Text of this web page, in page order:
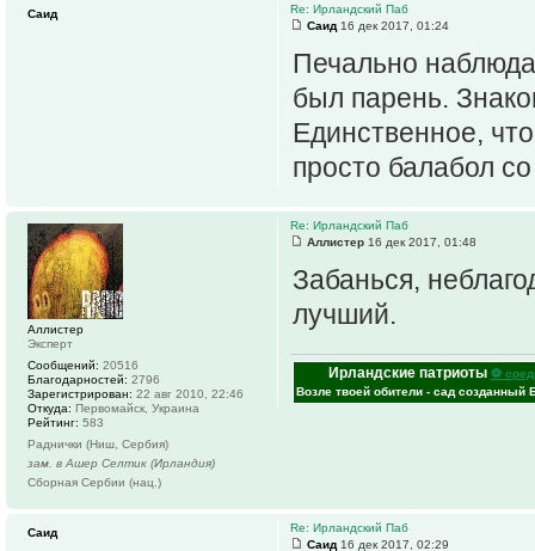
Re: Ирландский Паб
Саид 16 дек 2017, 01:24
Печально
был парень.
Единственное,
просто балабол
Саид
Re: Ирландский Паб
Аллистер 16 дек 2017, 01:48
Забанься,
лучший.
Ирландские патриоты ⚽
Возле твоей обители - сад созданный
Аллистер
Эксперт
Сообщений: 20516
Благодарностей: 2796
Зарегистрирован: 22 авг 2010, 22:46
Откуда: Первомайск, Украина
Рейтинг: 583
Раднички (Ниш, Сербия)
зам. в Ашер Селтик (Ирландия)
Сборная Сербии (нац.)
Re: Ирландский Паб
Саид 16 дек 2017, 02:29
Саид